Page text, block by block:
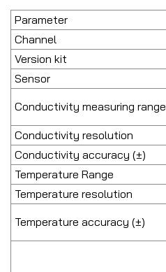
Parameter
Channel
Version kit
Sensor
Conductivity measuring range
Conductivity resolution
Conductivity accuracy (±)
Temperature Range
Temperature resolution
Temperature accuracy (±)